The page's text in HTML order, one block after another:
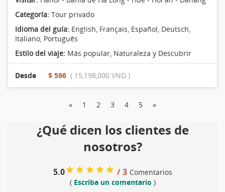
Categoría: Tour privado
Idioma del guía: English, Français, Español, Deutsch,
Italiano, Português
Estilo del viaje: Más popular Naturaleza y Descubrir
Desde $ 596 ( 15,198,000 VND )
« 1 2 3 4 5 »
¿Qué dicen los clientes de
nosotros?
5.0 / 3 Comentarios
( Escriba un comentario )